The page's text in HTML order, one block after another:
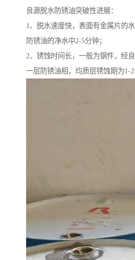
良源脱水防锈油突破性进展：
1、脱水速度快，表面有金属片的
防锈油的净水中2-5分钟；
2、锈蚀时间长，一般为钢件，经
一层防锈油相，均质层锈蚀期为1-2